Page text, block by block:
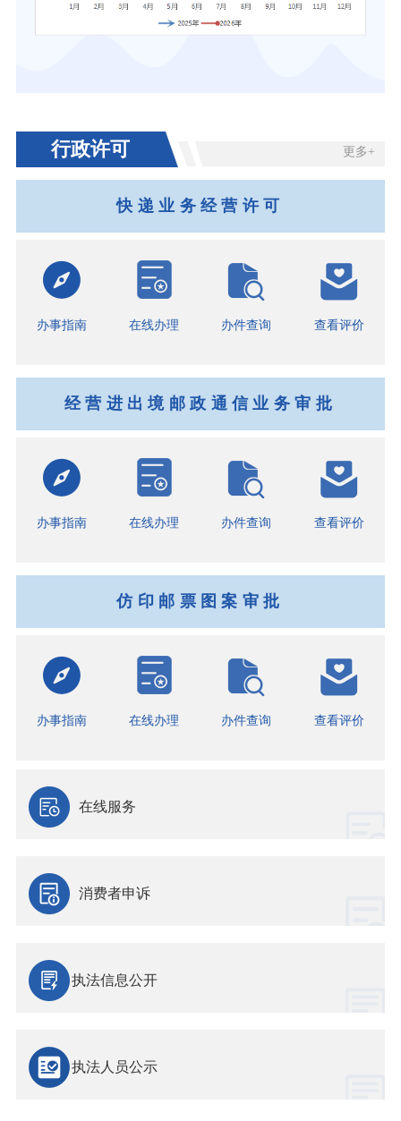
行政许可 更多+
快递业务经营许可
办事指南 在线办理 办件查询 查看评价
经营进出境邮政通信业务审批
办事指南 在线办理 办件查询 查看评价
仿印邮票图案审批
办事指南 在线办理 办件查询 查看评价
在线服务
消费者申诉
执法信息公开
执法人员公示